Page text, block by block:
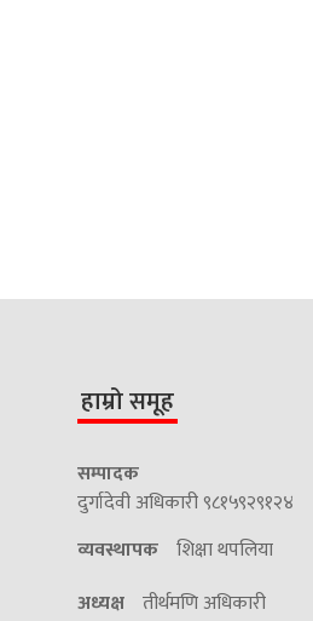
हाम्रो समूह
सम्पादक
दुर्गादेवी अधिकारी ९८१५९२९१२४
व्यवस्थापक शिक्षा थपलिया
अध्यक्ष तीर्थमणि अधिकारी